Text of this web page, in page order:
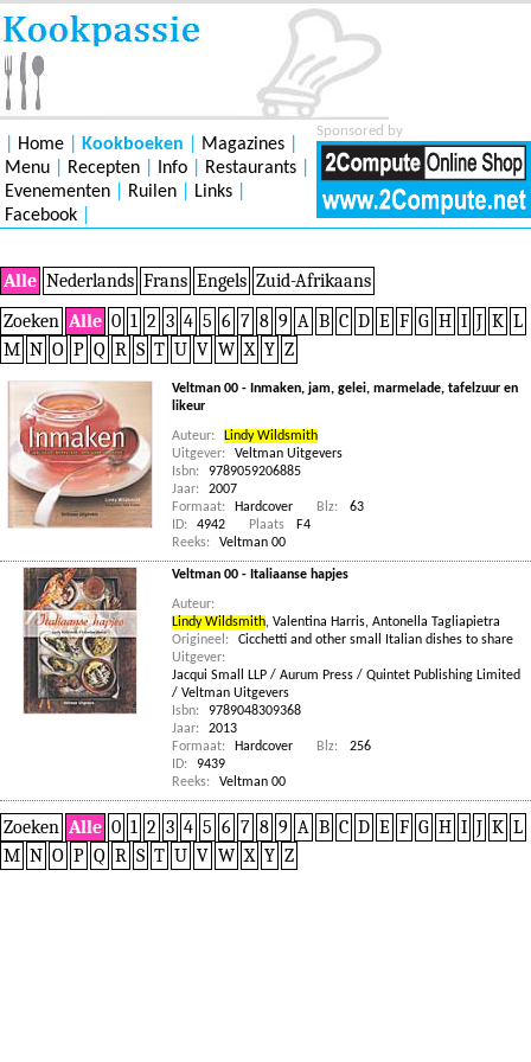
Sponsored by
Home Kookboeken Magazines
Menu
Recepten Info Restaurants
Evenementen
Ruilen Links
Facebook
Alle Nederlands Frans Engels Zuid-Afrikaans
Zoeken Alle 0 1 2 3 4 5 6 7 8 9 A B C D E F G H I J K L
M N O P Q R S T U V W X Y Z
Veltman 00 - Inmaken, jam, gelei, marmelade, tafelzuur en
likeur
Auteur:
Lindy Wildsmith
Uitgever:
Veltman Uitgevers
Isbn:
9789059206885
Jaar:
2007
Formaat:
Hardcover Blz:
63
ID:
4942 Plaats
F4
Reeks:
Veltman 00
Veltman 00 - Italiaanse hapjes
Auteur:
Lindy Wildsmith, Valentina Harris, Antonella Tagliapietra
Origineel:
Cicchetti and other small Italian dishes to share
Uitgever:
Jacqui Small LLP / Aurum Press / Quintet Publishing Limited
/ Veltman Uitgevers
Isbn:
9789048309368
Jaar:
2013
Formaat:
Hardcover Blz:
256
ID:
9439
Reeks:
Veltman 00
Zoeken Alle 0 1 2 3 4 5 6 7 8 9 A B C D E F G H I J K L
M N O P Q R S T U V W X Y Z